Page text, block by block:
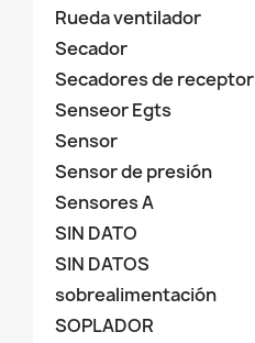
Rueda ventilador
Secador
Secadores de receptor
Senseor Egts
Sensor
Sensor de presión
Sensores A
SIN DATO
SIN DATOS
sobrealimentación
SOPLADOR